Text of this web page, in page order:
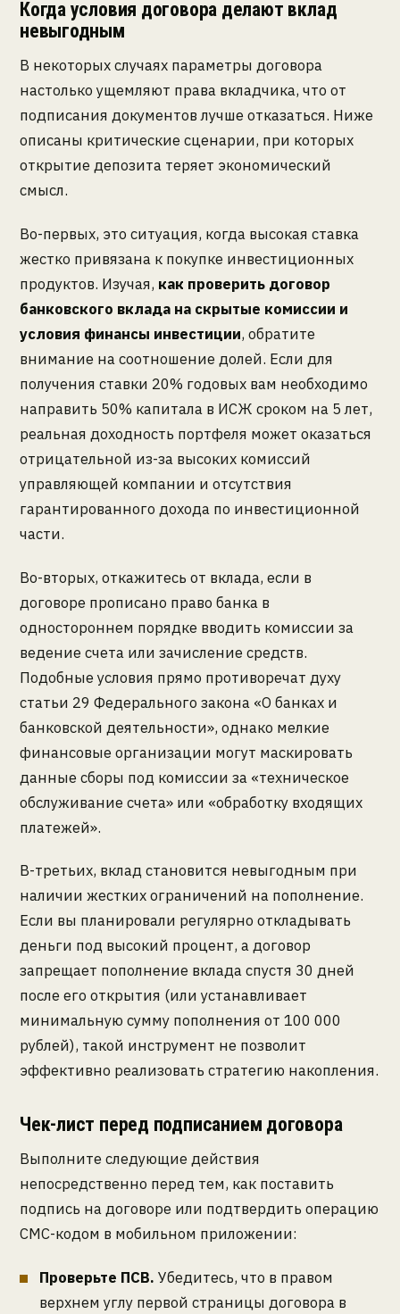
Когда условия договора делают вклад
невыгодным
В некоторых случаях параметры договора
настолько ущемляют права вкладчика, что от
подписания документов лучше отказаться. Ниже
описаны критические сценарии, при которых
открытие депозита теряет экономический
смысл.
Во-первых, это ситуация, когда высокая ставка
жестко привязана к покупке инвестиционных
продуктов. Изучая, как проверить договор
банковского вклада на скрытые комиссии и
условия финансы инвестиции, обратите
внимание на соотношение долей. Если для
получения ставки 20% годовых вам необходимо
направить 50% капитала в ИСЖ сроком на 5 лет,
реальная доходность портфеля может оказаться
отрицательной из-за высоких комиссий
управляющей компании и отсутствия
гарантированного дохода по инвестиционной
части.
Во-вторых, откажитесь от вклада, если в
договоре прописано право банка в
одностороннем порядке вводить комиссии за
ведение счета или зачисление средств.
Подобные условия прямо противоречат духу
статьи 29 Федерального закона «О банках и
банковской деятельности», однако мелкие
финансовые организации могут маскировать
данные сборы под комиссии за «техническое
обслуживание счета» или «обработку входящих
платежей».
В-третьих, вклад становится невыгодным при
наличии жестких ограничений на пополнение.
Если вы планировали регулярно откладывать
деньги под высокий процент, а договор
запрещает пополнение вклада спустя 30 дней
после его открытия (или устанавливает
минимальную сумму пополнения от 100 000
рублей), такой инструмент не позволит
эффективно реализовать стратегию накопления.
Чек-лист перед подписанием договора
Выполните следующие действия
непосредственно перед тем, как поставить
подпись на договоре или подтвердить операцию
СМС-кодом в мобильном приложении:
Проверьте ПСВ. Убедитесь, что в правом
верхнем углу первой страницы договора в